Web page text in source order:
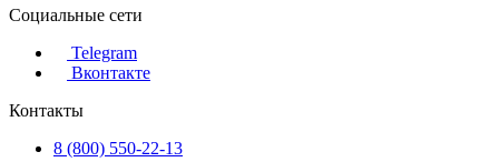
Социальные сети
Telegram
Вконтакте
Контакты
8 (800) 550-22-13